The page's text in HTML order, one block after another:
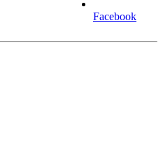
Facebook